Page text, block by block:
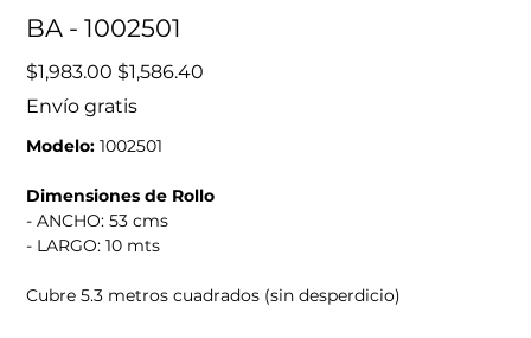
BA - 1002501
Precio
original
$1,983.00 Precio
de
$1,586.40
Envío gratis
Modelo: 1002501
Dimensiones de Rollo
- ANCHO: 53 cms
- LARGO: 10 mts
Cubre 5.3 metros cuadrados (sin desperdicio)